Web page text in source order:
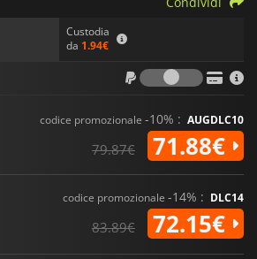
Custodia
da 1.94€
codice promozionale -10% : AUGDLC10
79.87€ 71.88€
codice promozionale -14% : DLC14
83.89€ 72.15€